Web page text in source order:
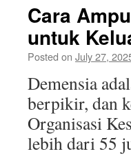
Cara
untuk
Posted on July 27,
Demensia
berpikir, dan
Organisasi
lebih dari 55